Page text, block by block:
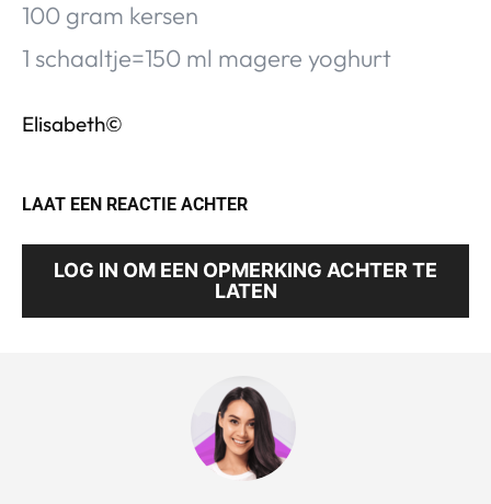
100 gram kersen
1 schaaltje=150 ml magere yoghurt
Elisabeth©
LAAT EEN REACTIE ACHTER
LOG IN OM EEN OPMERKING ACHTER TE
LATEN